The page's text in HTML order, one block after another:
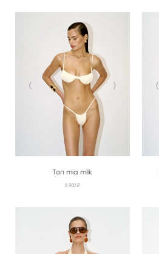
‹ ›
Топ mia milk
8 900 ₽
‹